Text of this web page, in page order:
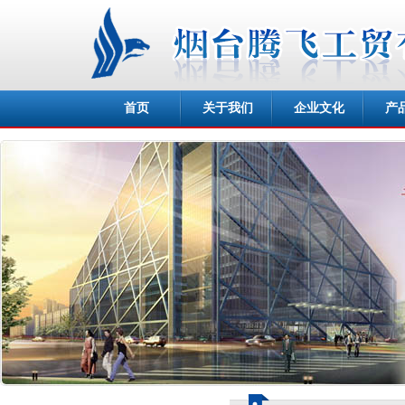
首页 关于我们 企业文化 产